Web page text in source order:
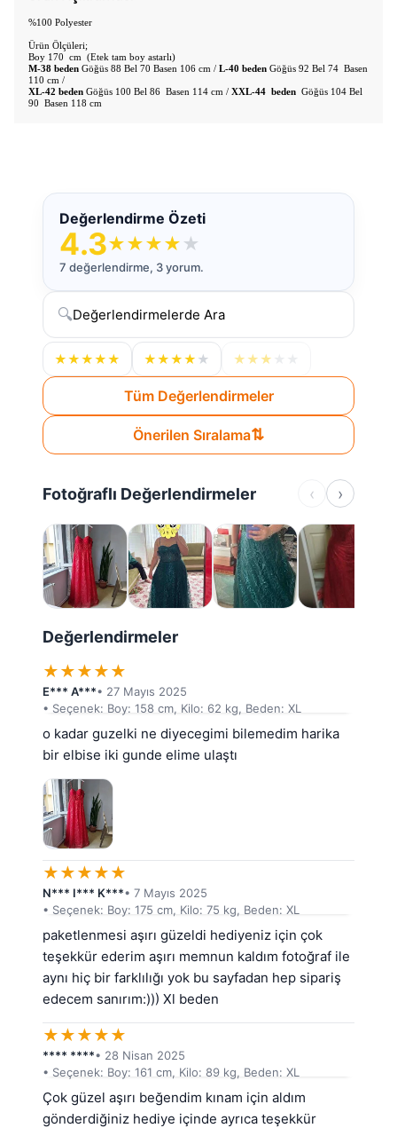
%100 Polyester
Ürün Ölçüleri;
Boy 170 cm (Etek tam boy astarlı)
M-38 beden Göğüs 88 Bel 70 Basen 106 cm / L-40 beden Göğüs 92 Bel 74 Basen
110 cm /
XL-42 beden Göğüs 100 Bel 86 Basen 114 cm / XXL-44 beden Göğüs 104 Bel
90 Basen 118 cm
Değerlendirme Özeti
4.3★★★★ ★
7 değerlendirme, 3 yorum.
🔍
★★★★★ ★★★★ ★ ★ ★ ★
Tüm Değerlendirmeler
Önerilen Sıralama⇅
Fotoğraflı Değerlendirmeler ‹ ›
Değerlendirmeler
★★★★★
E*** A***• 27 Mayıs 2025
• Seçenek: Boy: 158 cm, Kilo: 62 kg, Beden: XL
o kadar guzelki ne diyecegimi bilemedim harika
bir elbise iki gunde elime ulaştı
★★★★★
N*** I*** K***• 7 Mayıs 2025
• Seçenek: Boy: 175 cm, Kilo: 75 kg, Beden: XL
paketlenmesi aşırı güzeldi hediyeniz için çok
teşekkür ederim aşırı memnun kaldım fotoğraf ile
aynı hiç bir farklılığı yok bu sayfadan hep sipariş
edecem sanırım:))) Xl beden
★★★★★
**** ****• 28 Nisan 2025
• Seçenek: Boy: 161 cm, Kilo: 89 kg, Beden: XL
Çok güzel aşırı beğendim kınam için aldım
gönderdiğiniz hediye içinde ayrıca teşekkür